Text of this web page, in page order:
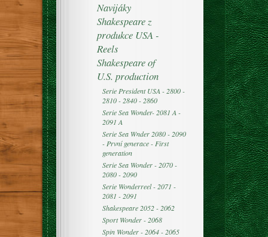
Navijáky
Shakespeare z
produkce USA -
Reels
Shakespeare of
U.S. production
Serie President USA - 2800 -
2810 - 2840 - 2860
Serie Sea Wonder- 2081 A -
2091 A
Serie Sea Wnder 2080 - 2090
- První generace - First
generation
Serie Sea Wonder - 2070 -
2080 - 2090
Serie Wonderreel - 2071 -
2081 - 2091
Shakespeare 2052 - 2062
Sport Wonder - 2068
Spin Wonder - 2064 - 2065